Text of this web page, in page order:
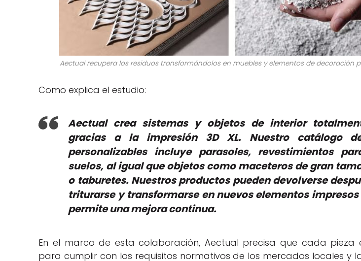
Aectual recupera los residuos transformándolos en muebles y elementos de decoración
Como explica el estudio:
Aectual crea sistemas y objetos de interior
gracias a la impresión 3D XL. Nuestro catálogo
personalizables incluye parasoles, revestimientos
suelos, al igual que objetos como maceteros de gran
o taburetes. Nuestros productos pueden devolverse
triturarse y transformarse en nuevos elementos impresos
permite una mejora continua.
En el marco de esta colaboración, Aectual precisa que cada pieza
para cumplir con los requisitos normativos de los mercados locales y